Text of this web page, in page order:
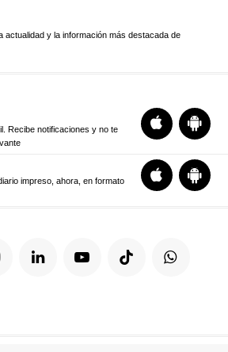
actualidad y la información más destacada de
Recibe notificaciones y no te
impreso, ahora, en formato